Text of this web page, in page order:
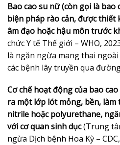
Bao cao su nữ (còn gọi là
biện pháp rào cản, được thiết
âm đạo hoặc hậu môn trước
chức Y tế Thế giới – WHO,
là ngăn ngừa mang thai
các bệnh lây truyền qua
Cơ chế hoạt động của bao
ra một lớp lót mỏng, bền,
nitrile hoặc polyurethane,
với cơ quan sinh dục(Trung
ngừa Dịch bệnh Hoa Kỳ –